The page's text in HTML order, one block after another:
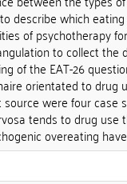
describe which
of psychotherapy
to collect the
of the EAT-26
orientated to drug
were four case
tends to drug use
overeating have